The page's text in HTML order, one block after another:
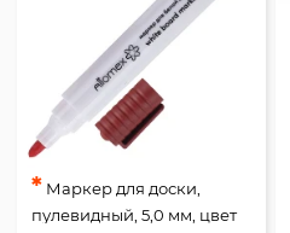
* Маркер для доски,
пулевидный, 5,0 мм, цвет